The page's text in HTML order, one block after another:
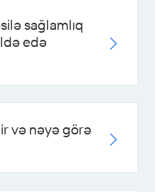
sağlamlıq
edə
və nəyə görə